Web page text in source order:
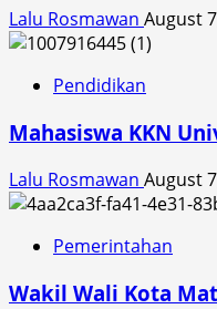
Lalu Rosmawan August
Pendidikan
Mahasiswa KKN
Lalu Rosmawan August
Pemerintahan
Wakil Wali Kota